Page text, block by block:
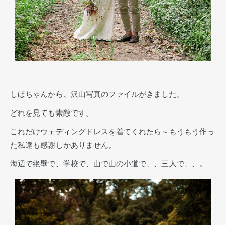
しほちゃんから、沢山写真のファイルがきました。
どれを見ても素敵です。
これだけウェディングドレスを着てくれたら～もうもう作っ
た私達も感謝しかありません。
海辺で絶壁で、学校で、山で山の小道で、、三人で、、。